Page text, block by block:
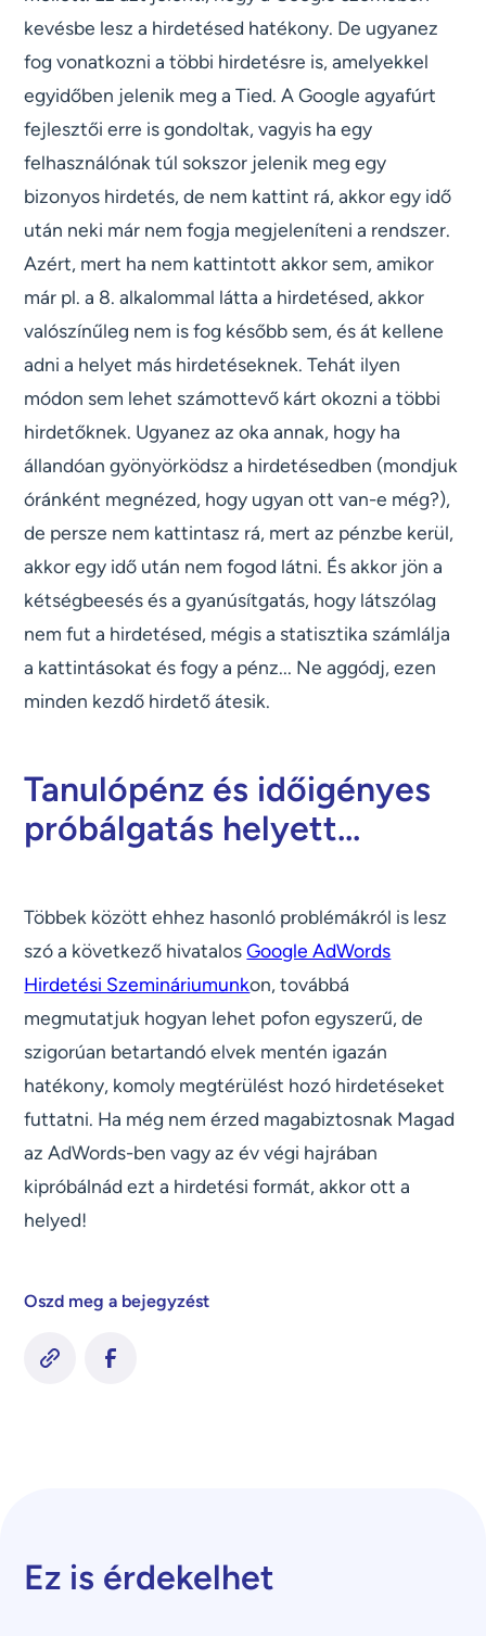
kevésbe lesz a hirdetésed hatékony. De ugyanez
fog vonatkozni a többi hirdetésre is, amelyekkel
egyidőben jelenik meg a Tied. A Google agyafúrt
fejlesztői erre is gondoltak, vagyis ha egy
felhasználónak túl sokszor jelenik meg egy
bizonyos hirdetés, de nem kattint rá, akkor egy idő
után neki már nem fogja megjeleníteni a rendszer.
Azért, mert ha nem kattintott akkor sem, amikor
már pl. a 8. alkalommal látta a hirdetésed, akkor
valószínűleg nem is fog később sem, és át kellene
adni a helyet más hirdetéseknek. Tehát ilyen
módon sem lehet számottevő kárt okozni a többi
hirdetőknek. Ugyanez az oka annak, hogy ha
állandóan gyönyörködsz a hirdetésedben (mondjuk
óránként megnézed, hogy ugyan ott van-e még?),
de persze nem kattintasz rá, mert az pénzbe kerül,
akkor egy idő után nem fogod látni. És akkor jön a
kétségbeesés és a gyanúsítgatás, hogy látszólag
nem fut a hirdetésed, mégis a statisztika számlálja
a kattintásokat és fogy a pénz... Ne aggódj, ezen
minden kezdő hirdető átesik.
Tanulópénz és időigényes
próbálgatás helyett...
Többek között ehhez hasonló problémákról is lesz
szó a következő hivatalosGoogle AdWords
Hirdetési Szemináriumunkon, továbbá
megmutatjuk hogyan lehet pofon egyszerű, de
szigorúan betartandó elvek mentén igazán
hatékony, komoly megtérülést hozó hirdetéseket
futtatni. Ha még nem érzed magabiztosnak Magad
az AdWords-ben vagy az év végi hajrában
kipróbálnád ezt a hirdetési formát, akkor ott a
helyed!
Oszd meg a bejegyzést
Ez is érdekelhet